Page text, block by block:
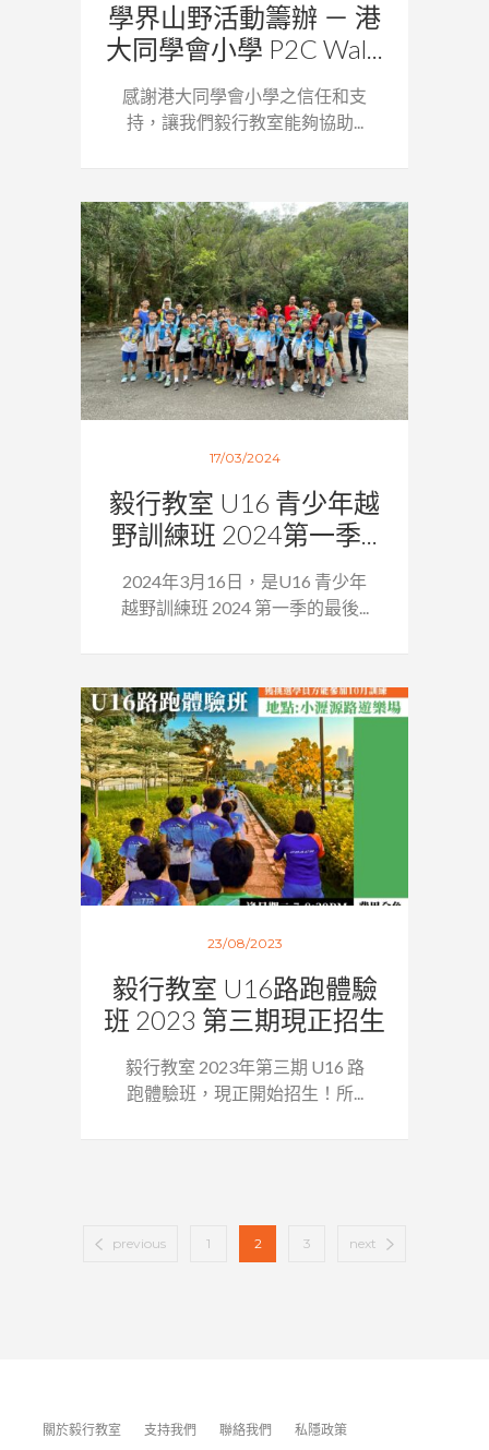
學界山野活動籌辦 － 港
大同學會小學 P2C Wal...
感謝港大同學會小學之信任和支
持，讓我們毅行教室能夠協助...
17/03/2024
毅行教室 U16 青少年越
野訓練班 2024第一季...
2024年3月16日，是U16 青少年
越野訓練班 2024 第一季的最後...
23/08/2023
毅行教室 U16路跑體驗
班 2023 第三期現正招生
毅行教室 2023年第三期 U16 路
跑體驗班，現正開始招生！所...
previous 1 2 3 next
關於毅行教室 支持我們 聯絡我們 私隱政策